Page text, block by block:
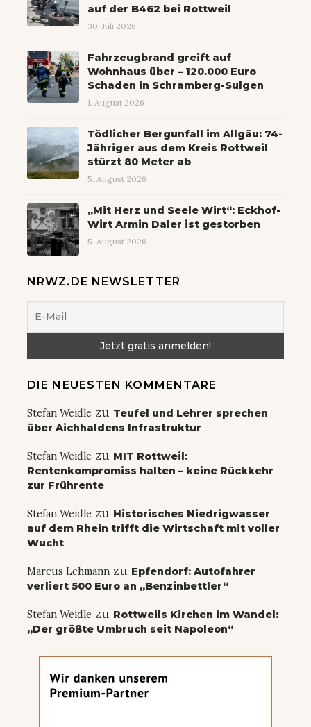
auf der B462 bei Rottweil
30. Juli 2026
Fahrzeugbrand greift auf
Wohnhaus über – 120.000 Euro
Schaden in Schramberg-Sulgen
1. August 2026
Tödlicher Bergunfall im Allgäu: 74-
Jähriger aus dem Kreis Rottweil
stürzt 80 Meter ab
5. August 2026
„Mit Herz und Seele Wirt“: Eckhof-
Wirt Armin Daler ist gestorben
5. August 2026
NRWZ.DE NEWSLETTER
DIE NEUESTEN KOMMENTARE
Stefan Weidle zu Teufel und Lehrer sprechen
über Aichhaldens Infrastruktur
Stefan Weidle zu MIT Rottweil:
Rentenkompromiss halten – keine Rückkehr
zur Frührente
Stefan Weidle zu Historisches Niedrigwasser
auf dem Rhein trifft die Wirtschaft mit voller
Wucht
Marcus Lehmann zu Epfendorf: Autofahrer
verliert 500 Euro an „Benzinbettler“
Stefan Weidle zu Rottweils Kirchen im Wandel:
„Der größte Umbruch seit Napoleon“